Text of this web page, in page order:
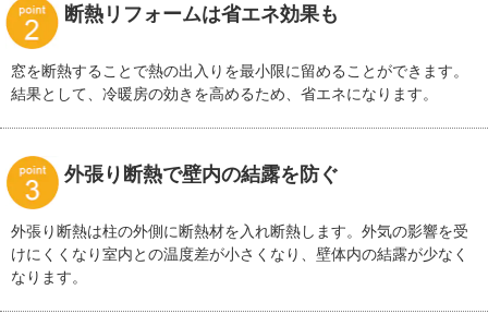
断熱リフォームは省エネ効果も
窓を断熱することで熱の出入りを最小限に留めることができます。
結果として、冷暖房の効きを高めるため、省エネになります。
外張り断熱で壁内の結露を防ぐ
外張り断熱は柱の外側に断熱材を入れ断熱します。外気の影響を受
けにくくなり室内との温度差が小さくなり、壁体内の結露が少なく
なります。